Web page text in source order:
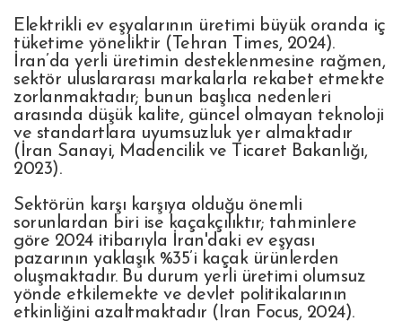
Elektrikli ev eşyalarının üretimi büyük oranda iç
tüketime yöneliktir (Tehran Times, 2024).
İran’da yerli üretimin desteklenmesine rağmen,
sektör uluslararası markalarla rekabet etmekte
zorlanmaktadır; bunun başlıca nedenleri
arasında düşük kalite, güncel olmayan teknoloji
ve standartlara uyumsuzluk yer almaktadır
(İran Sanayi, Madencilik ve Ticaret Bakanlığı,
2023).
Sektörün karşı karşıya olduğu önemli
sorunlardan biri ise kaçakçılıktır; tahminlere
göre 2024 itibarıyla İran'daki ev eşyası
pazarının yaklaşık %35’i kaçak ürünlerden
oluşmaktadır. Bu durum yerli üretimi olumsuz
yönde etkilemekte ve devlet politikalarının
etkinliğini azaltmaktadır (Iran Focus, 2024).